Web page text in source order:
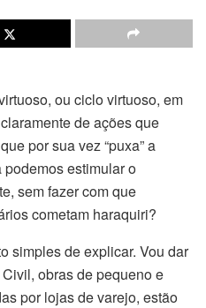
ou ciclo virtuoso, em
de ações que
por sua vez “puxa” a
estimular o
sem fazer com que
cometam haraquiri?
simples de explicar. Vou dar
obras de pequeno e
por lojas de varejo, estão